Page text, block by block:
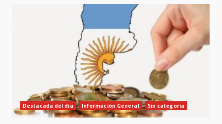
Destacada del día Información General Sin categoría